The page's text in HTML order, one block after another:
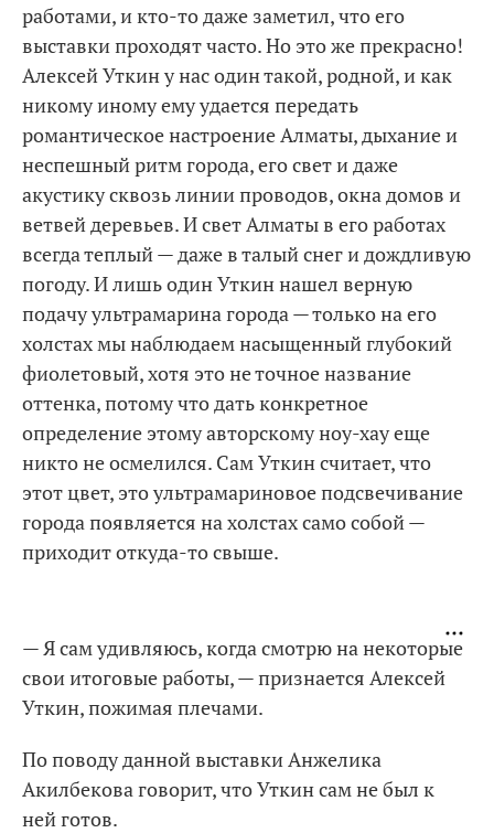
работами, и кто-то даже заметил, что его
выставки проходят часто. Но это же прекрасно!
Алексей Уткин у нас один такой, родной, и как
никому иному ему удается передать
романтическое настроение Алматы, дыхание и
неспешный ритм города, его свет и даже
акустику сквозь линии проводов, окна домов и
ветвей деревьев. И свет Алматы в его работах
всегда теплый — даже в талый снег и дождливую
погоду. И лишь один Уткин нашел верную
подачу ультрамарина города — только на его
холстах мы наблюдаем насыщенный глубокий
фиолетовый, хотя это не точное название
оттенка, потому что дать конкретное
определение этому авторскому ноу-хау еще
никто не осмелился. Сам Уткин считает, что
этот цвет, это ультрамариновое подсвечивание
города появляется на холстах само собой —
приходит откуда-то свыше.
— Я сам удивляюсь, когда смотрю на некоторые
свои итоговые работы, — признается Алексей
Уткин, пожимая плечами.
По поводу данной выставки Анжелика
Акилбекова говорит, что Уткин сам не был к
ней готов.